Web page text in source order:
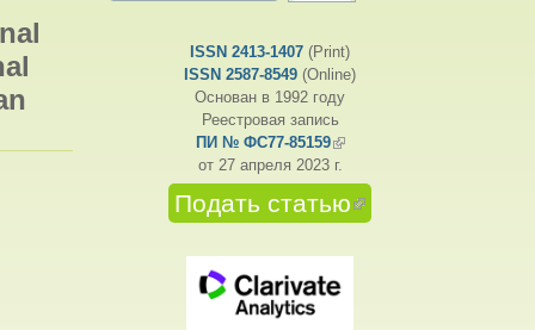
ISSN 2413-1407 (Print)
ISSN 2587-8549 (Online)
Основан в 1992 году
Реестровая запись
ПИ № ФС77-85159(внешняя ссылка)
от 27 апреля 2023 г.
Подать статью